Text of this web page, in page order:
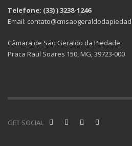
Telefone: (33)) 3238-1246
Email:
Câmara de São Geraldo da Piedade
Praca Raul Soares 150, MG, 39723-000
GET SOCIAL